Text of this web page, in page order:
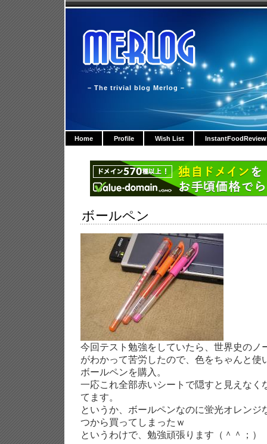
– The trivial blog Merlog –
Home Profile Wish List InstantFoodReview
ボールペン
今回テスト勉強をしていたら、世界史のノ
がわかって苦労したので、色をちゃんと使
ボールペンを購入。
一応これ全部赤いシートで隠すと見えなく
てます。
というか、ボールペンなのに蛍光オレンジ
つから買ってしまったｗ
というわけで、勉強頑張ります（＾＾；）